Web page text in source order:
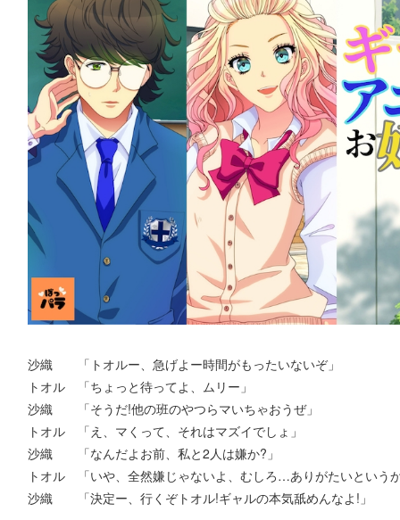
沙織 「トオルー、急げよー時間がもったいないぞ」
トオル 「ちょっと待ってよ、ムリー」
沙織 「そうだ!他の班のやつらマいちゃおうぜ」
トオル 「え、マくって、それはマズイでしょ」
沙織 「なんだよお前、私と2人は嫌か?」
トオル 「いや、全然嫌じゃないよ、むしろ…ありがたいという
沙織 「決定ー、行くぞトオル!ギャルの本気舐めんなよ!」